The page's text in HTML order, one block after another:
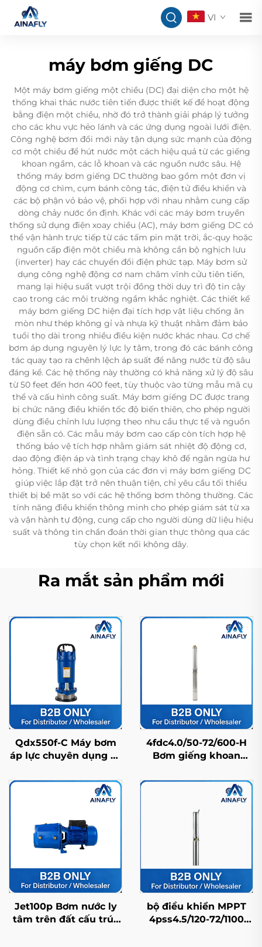
VI
máy bơm giếng DC
Một máy bơm giếng một chiều (DC) đại diện cho một hệ
thống khai thác nước tiên tiến được thiết kế để hoạt động
bằng điện một chiều, nhờ đó trở thành giải pháp lý tưởng
cho các khu vực hẻo lánh và các ứng dụng ngoài lưới điện.
Công nghệ bơm đổi mới này tận dụng sức mạnh của động
cơ một chiều để hút nước một cách hiệu quả từ các giếng
khoan ngầm, các lỗ khoan và các nguồn nước sâu. Hệ
thống máy bơm giếng DC thường bao gồm một đơn vị
động cơ chìm, cụm bánh công tác, điện tử điều khiển và
các bộ phận vỏ bảo vệ, phối hợp với nhau nhằm cung cấp
dòng chảy nước ổn định. Khác với các máy bơm truyền
thống sử dụng điện xoay chiều (AC), máy bơm giếng DC có
thể vận hành trực tiếp từ các tấm pin mặt trời, ắc-quy hoặc
nguồn cấp điện một chiều mà không cần bộ nghịch lưu
(inverter) hay các chuyển đổi điện phức tạp. Máy bơm sử
dụng công nghệ động cơ nam châm vĩnh cửu tiên tiến,
mang lại hiệu suất vượt trội đồng thời duy trì độ tin cậy
cao trong các môi trường ngầm khắc nghiệt. Các thiết kế
máy bơm giếng DC hiện đại tích hợp vật liệu chống ăn
mòn như thép không gỉ và nhựa kỹ thuật nhằm đảm bảo
tuổi thọ dài trong nhiều điều kiện nước khác nhau. Cơ chế
bơm áp dụng nguyên lý lực ly tâm, trong đó các bánh công
tác quay tạo ra chênh lệch áp suất để nâng nước từ độ sâu
đáng kể. Các hệ thống này thường có khả năng xử lý độ sâu
từ 50 feet đến hơn 400 feet, tùy thuộc vào từng mẫu mã cụ
thể và cấu hình công suất. Máy bơm giếng DC được trang
bị chức năng điều khiển tốc độ biến thiên, cho phép người
dùng điều chỉnh lưu lượng theo nhu cầu thực tế và nguồn
điện sẵn có. Các mẫu máy bơm cao cấp còn tích hợp hệ
thống bảo vệ tích hợp nhằm giám sát nhiệt độ động cơ,
dao động điện áp và tình trạng chạy khô để ngăn ngừa hư
hỏng. Thiết kế nhỏ gọn của các đơn vị máy bơm giếng DC
giúp việc lắp đặt trở nên thuận tiện, chỉ yêu cầu tối thiểu
thiết bị bề mặt so với các hệ thống bơm thông thường. Các
tính năng điều khiển thông minh cho phép giám sát từ xa
và vận hành tự động, cung cấp cho người dùng dữ liệu hiệu
suất và thông tin chẩn đoán thời gian thực thông qua các
tùy chọn kết nối không dây.
Ra mắt sản phẩm mới
Qdx550f-C Máy bơm
áp lực chuyên dụng có
sản xuất tại Trung
Quốc với khả năng
IP68
4fdc4.0/50-72/600-H
Bơm giếng khoan
bằng thép không gỉ
bền bỉ, tuổi thọ cao và
giá nhà máy
Jet100p Bơm nước ly
tâm trên đất cấu trúc
bộ điều khiển MPPT
4pss4.5/120-72/1100